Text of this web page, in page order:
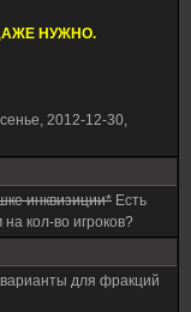
НУЖНО.
2012-12-30,
инквизиции* Есть
кол-во игроков?
для фракций